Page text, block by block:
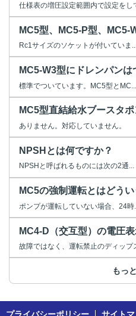
仕様表の増圧設定範囲内で設定をし
MC5型、MC5-P型、MC5-
Rc1サイズのソケットが付いていま
MC5-W3型にドレンパンは
標準でついています。MC5型とMC...
MC5型直結給水ブースタ
ありません。対応していません。
NPSHとは何ですか？
NPSHと呼ばれるものには次の2通...
MC5の強制運転とはどう
ポンプが運転していない場合、24時...
MC4-D（交互型）の電圧
故障ではなく、運転禁止のディップ
もっ